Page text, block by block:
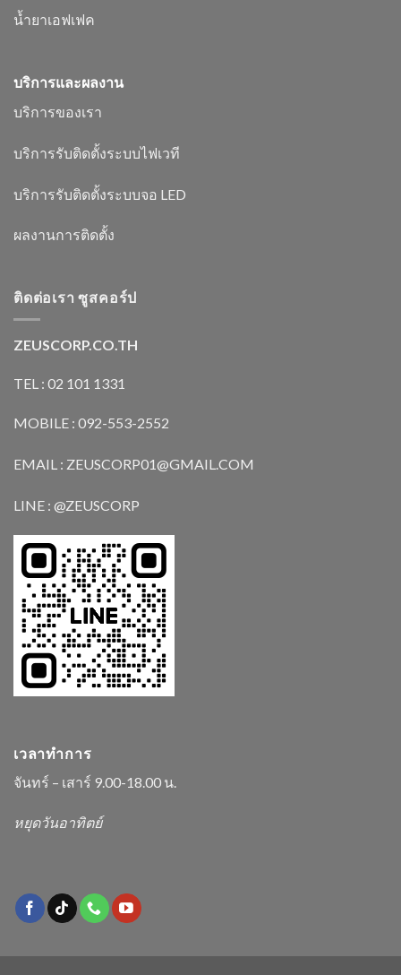
น้ำยาเอฟเฟค
บริการและผลงาน
บริการของเรา
บริการรับติดตั้งระบบไฟเวที
บริการรับติดตั้งระบบจอ LED
ผลงานการติดตั้ง
ติดต่อเรา ซูสคอร์ป
ZEUSCORP.CO.TH
TEL : 02 101 1331
MOBILE : 092-553-2552
EMAIL : ZEUSCORP01@GMAIL.COM
LINE : @ZEUSCORP
เวลาทำการ
จันทร์ – เสาร์ 9.00-18.00 น.
หยุดวันอาทิตย์